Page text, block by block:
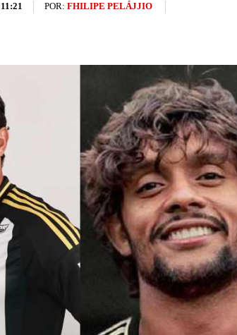
POR: FHILIPE PELÁJJIO